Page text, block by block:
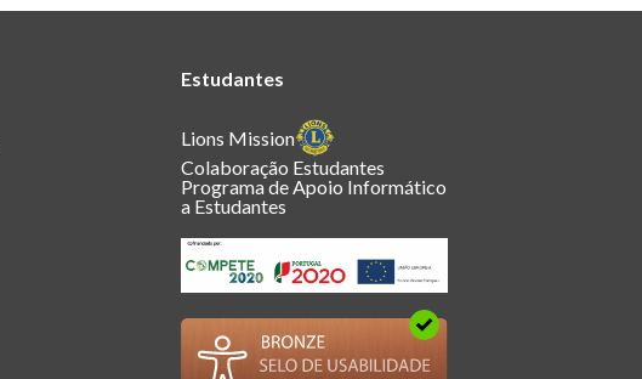
Estudantes
Lions Mission
Colaboração Estudantes
Programa de Apoio Informático
a Estudantes